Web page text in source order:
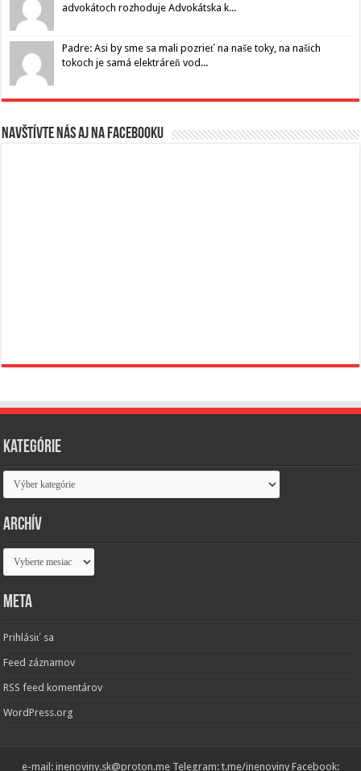
advokátoch rozhoduje Advokátska k...
Padre: Asi by sme sa mali pozrieť na naše toky, na našich
tokoch je samá elektráreň vod...
Navštívte nás aj na Facebooku
Kategórie
Kategórie
Archív
Archív
Meta
Prihlásiť sa
Feed záznamov
RSS feed komentárov
WordPress.org
e-mail: inenoviny.sk@proton.me Telegram: t.me/inenoviny Facebook: